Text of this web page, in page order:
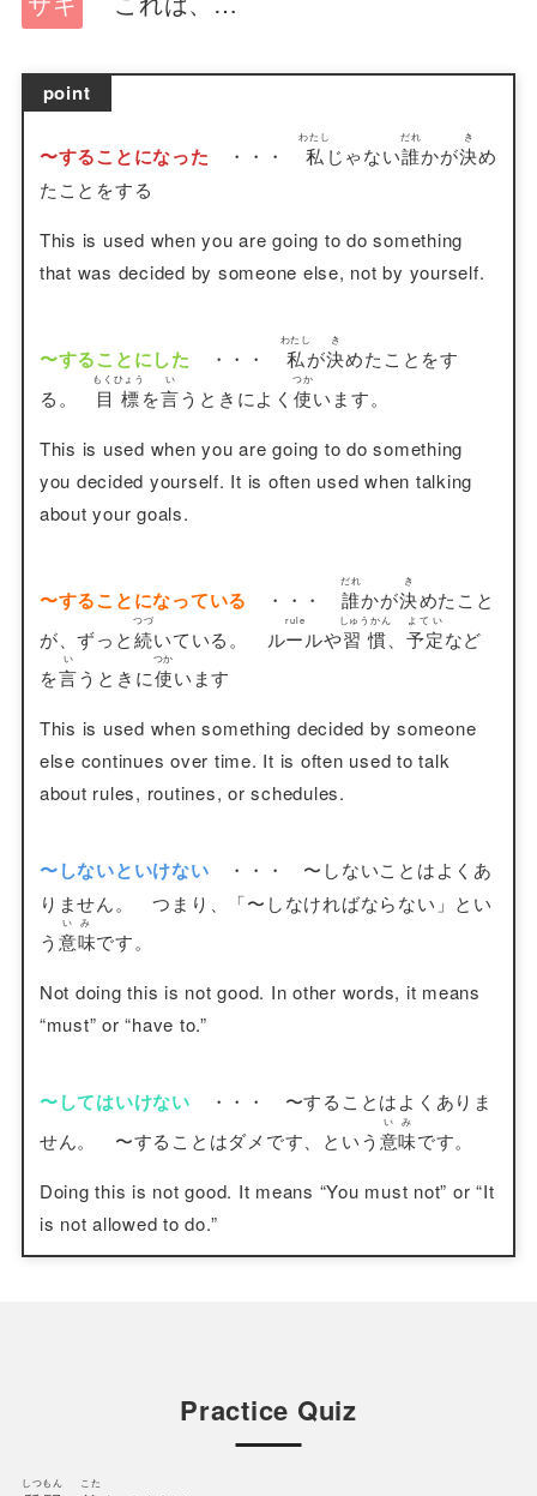
point
〜することになった ・・・ 私
わたし
じゃない誰
だれ
かが決
き
め
たことをする
This is used when you are going to do something
that was decided by someone else, not by yourself.
〜することにした ・・・ 私
わたし
が決
き
めたことをす
る。 目標
もくひょう
を言
い
うときによく 使
つか
います。
This is used when you are going to do something
you decided yourself. It is often used when talking
about your goals.
〜することになっている ・・・ 誰
だれ
かが決
き
めたこと
が、ずっと続
つづ
いている。 ルール
rule
や習慣
しゅうかん
、予定
よてい
など
を言
い
うときに使
つか
います
This is used when something decided by someone
else continues over time. It is often used to talk
about rules, routines, or schedules.
〜しないといけない ・・・ 〜しないことはよくあ
りません。 つまり、「〜しなければならない」とい
う 意味
いみ
です。
Not doing this is not good. In other words, it means
“must” or “have to.”
〜してはいけない ・・・ 〜することはよくありま
せん。 〜することはダメです、という 意味
いみ
です。
Doing this is not good. It means “You must not” or “It
is not allowed to do.”
Practice Quiz
しつもん こた